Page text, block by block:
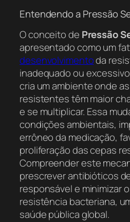
Entendendo a Pressão
O conceito de Pressão
apresentado como um
desenvolvimentoda
inadequado ou
cria um ambiente onde
resistentes têm maior
e se multiplicar. Essa
condições ambientais,
errôneo da medicação,
proliferação das cepas
Compreender este
prescrever antibióticos
responsável e minimizar
resistência bacteriana,
saúde pública global.